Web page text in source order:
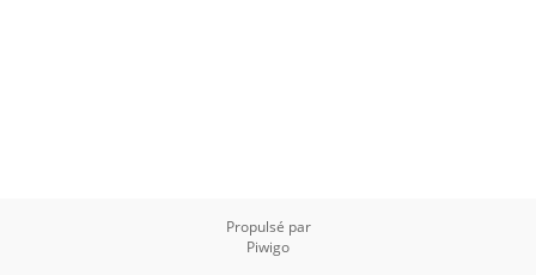
Propulsé par
Piwigo